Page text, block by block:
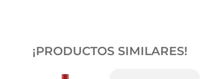
¡PRODUCTOS SIMILARES!